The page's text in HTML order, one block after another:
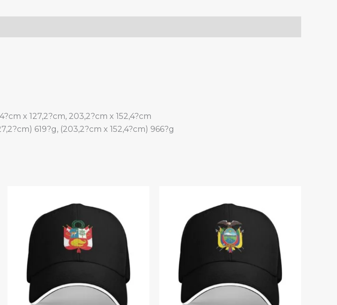
x 127,2?cm, 203,2?cm x 152,4?cm
619?g, (203,2?cm x 152,4?cm) 966?g